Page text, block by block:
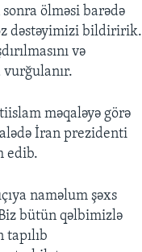
sonra ölməsi barədə
dəstəyimizi bildiririk.
və
vurğulanır.
məqaləyə görə
İran prezidenti
edib.
naməlum şəxs
bütün qəlbimizlə
tapılıb